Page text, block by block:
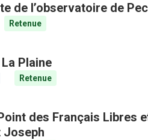
de l’observatoire de
Retenue
Plaine
Retenue
des Français Libres
Joseph